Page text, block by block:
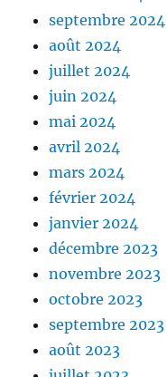
septembre 2024
août 2024
juillet 2024
juin 2024
mai 2024
avril 2024
mars 2024
février 2024
janvier 2024
décembre 2023
novembre 2023
octobre 2023
septembre 2023
août 2023